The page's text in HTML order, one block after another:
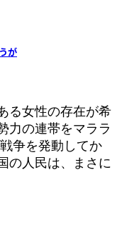
が
る女性の存在が希
力の連帯をマララ
争を発動してか
の人民は、まさに